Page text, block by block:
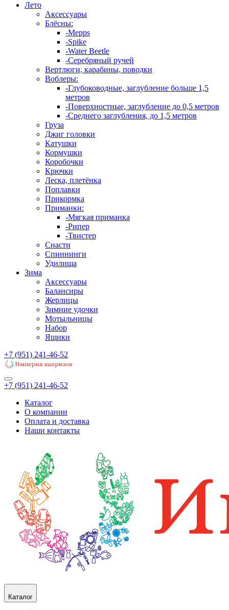
Лето
Аксессуары
Блёсны:
-Mepps
-Spike
-Water Beetle
-Серебряный ручей
Вертлюги, карабины, поводки
Воблеры:
-Глубоководные, заглубление больше 1,5
метров
-Поверхностные, заглубление до 0,5 метров
-Среднего заглубления, до 1,5 метров
Груза
Джиг головки
Катушки
Кормушки
Коробочки
Крючки
Леска, плетёнка
Поплавки
Прикормка
Приманки:
-Мягкая приманка
-Рипер
-Твистер
Снасти
Спиннинги
Удилища
Зима
Аксессуары
Балансиры
Жерлицы
Зимние удочки
Мотыльницы
Набор
Ящики
+7 (951) 241-46-52
+7 (951) 241-46-52
Каталог
О компании
Оплата и доставка
Наши контакты
Каталог